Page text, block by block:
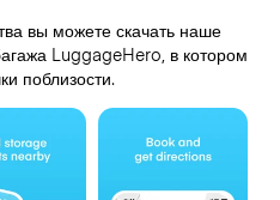
вы можете скачать наше
LuggageHero, в котором
поблизости.